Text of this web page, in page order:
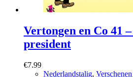
Vertongen en Co 41
president
€7.99
Nederlandstalig,